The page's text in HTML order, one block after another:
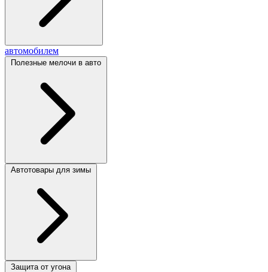
автомобилем
Полезные мелочи в авто
Автотовары для зимы
Защита от угона